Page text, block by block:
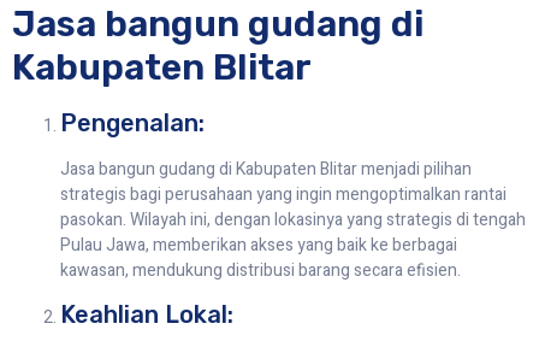
Jasa bangun gudang di
Kabupaten Blitar
Pengenalan:
Jasa bangun gudang di Kabupaten Blitar menjadi pilihan
strategis bagi perusahaan yang ingin mengoptimalkan rantai
pasokan. Wilayah ini, dengan lokasinya yang strategis di tengah
Pulau Jawa, memberikan akses yang baik ke berbagai
kawasan, mendukung distribusi barang secara efisien.
Keahlian Lokal: